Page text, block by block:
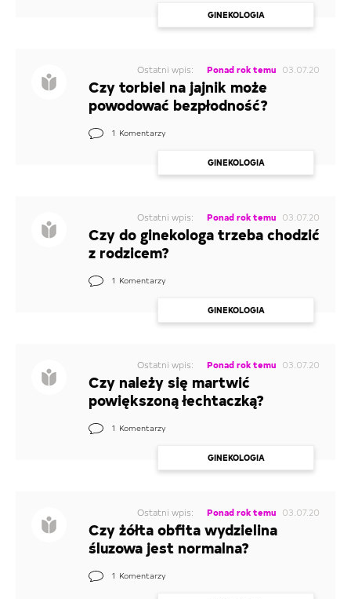
GINEKOLOGIA
Ostatni wpis: Ponad rok temu 03.07.20
Czy torbiel na jajnik może
powodować bezpłodność?
1 Komentarzy
GINEKOLOGIA
Ostatni wpis: Ponad rok temu 03.07.20
Czy do ginekologa trzeba chodzić
z rodzicem?
1 Komentarzy
GINEKOLOGIA
Ostatni wpis: Ponad rok temu 03.07.20
Czy należy się martwić
powiększoną łechtaczką?
1 Komentarzy
GINEKOLOGIA
Ostatni wpis: Ponad rok temu 03.07.20
Czy żółta obfita wydzielina
śluzowa jest normalna?
1 Komentarzy